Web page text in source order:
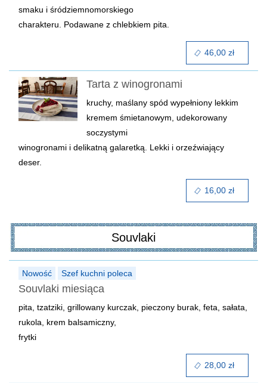
smaku i śródziemnomorskiego
charakteru. Podawane z chlebkiem pita.
Tarta z winogronami
kruchy, maślany spód wypełniony lekkim
kremem śmietanowym, udekorowany
soczystymi
winogronami i delikatną galaretką. Lekki i orzeźwiający
deser.
Souvlaki
Nowość Szef kuchni poleca
Souvlaki miesiąca
pita, tzatziki, grillowany kurczak, pieczony burak, feta, sałata,
rukola, krem balsamiczny,
frytki